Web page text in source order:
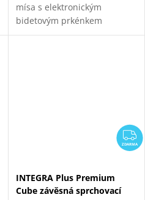
mísa s elektronickým
bidetovým prkénkem
HYUNDAI Wacortec s
ZDARMA
INTEGRA Plus Premium
Cube závěsná sprchovací